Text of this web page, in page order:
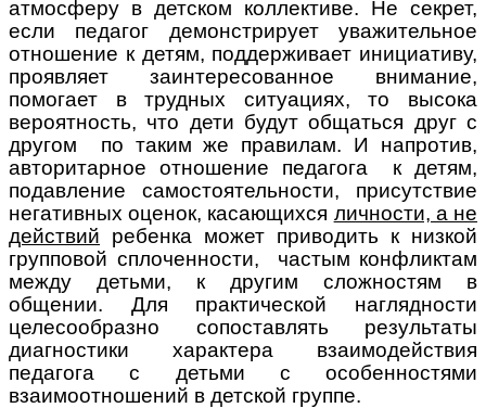
атмосферу в детском коллективе. Не секрет,
если педагог демонстрирует уважительное
отношение к детям, поддерживает инициативу,
проявляет заинтересованное внимание,
помогает в трудных ситуациях, то высока
вероятность, что дети будут общаться друг с
другом по таким же правилам. И напротив,
авторитарное отношение педагога к детям,
подавление самостоятельности, присутствие
негативных оценок, касающихся личности, а не
действий ребенка может приводить к низкой
групповой сплоченности, частым конфликтам
между детьми, к другим сложностям в
общении. Для практической наглядности
целесообразно сопоставлять результаты
диагностики характера взаимодействия
педагога с детьми с особенностями
взаимоотношений в детской группе.